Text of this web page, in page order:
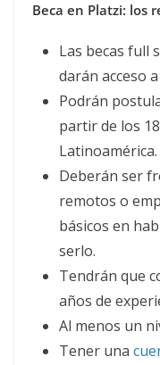
Beca en Platzi: los
Las becas full
darán acceso
Podrán
partir de los
Latinoamérica.
Deberán ser
remotos o
básicos en
serlo.
Tendrán que
años de
Al menos un
Tener una